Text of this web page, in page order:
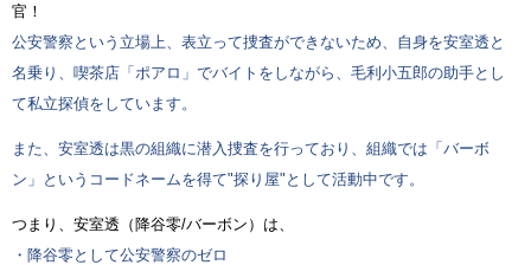
官！
公安警察という立場上、表立って捜査ができないため、自身を安室透と
名乗り、喫茶店「ポアロ」でバイトをしながら、毛利小五郎の助手とし
て私立探偵をしています。
また、安室透は黒の組織に潜入捜査を行っており、組織では「バーボ
ン」というコードネームを得て"探り屋"として活動中です。
つまり、安室透（降谷零/バーボン）は、
・降谷零として公安警察のゼロ